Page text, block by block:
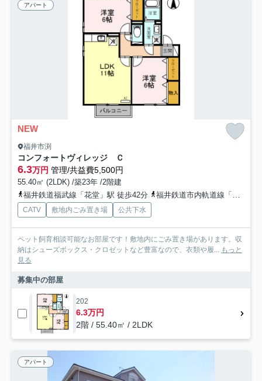
アパート
NEW
福井市渕
コンフォートヴィレッジ Ｃ
6.3万円 管理/共益費5,500円
55.40㎡ (2LDK) /築23年 /2階建
福井鉄道福武線「花堂」駅 徒歩42分
福井鉄道市内軌道線「商工会議所前」駅 徒歩43分
CATV 敷地内ごみ置き場 公共下水
ペット飼育相談可能なお部屋です！敷地内にごみ置き場があります。収
納はシューズボックス・クロゼットなど豊富なので、衣類や履... もっと
見る
募集中の部屋
202
6.3万円
2階 / 55.40㎡ / 2LDK
アパート